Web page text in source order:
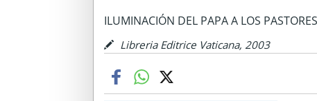
ILUMINACIÓN DEL PAPA A LOS
Libreria Editrice Vaticana, 2003